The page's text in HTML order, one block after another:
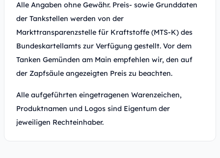
Alle Angaben ohne Gewähr. Preis- sowie Grunddaten
der Tankstellen werden von der
Markttransparenzstelle für Kraftstoffe (MTS-K) des
Bundeskartellamts zur Verfügung gestellt. Vor dem
Tanken Gemünden am Main empfehlen wir, den auf
der Zapfsäule angezeigten Preis zu beachten.
Alle aufgeführten eingetragenen Warenzeichen,
Produktnamen und Logos sind Eigentum der
jeweiligen Rechteinhaber.